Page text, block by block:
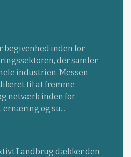
begivenhed inden for
der samler
industrien. Messen
til at fremme
netværk inden for
ernæring og su...
Landbrug dækker den